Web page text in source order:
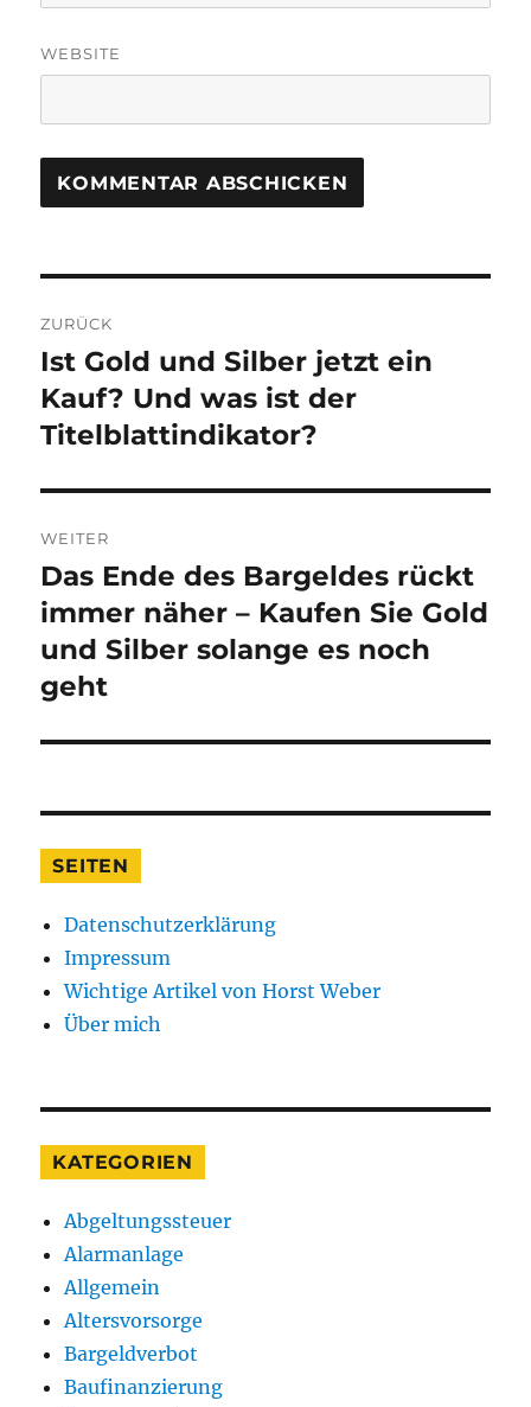
WEBSITE
ZURÜCK
Vorheriger
Beitrag:
Ist Gold und Silber jetzt ein
Kauf? Und was ist der
Titelblattindikator?
WEITER
Nächster
Beitrag:
Das Ende des Bargeldes rückt
immer näher – Kaufen Sie Gold
und Silber solange es noch
geht
SEITEN
Datenschutzerklärung
Impressum
Wichtige Artikel von Horst Weber
Über mich
KATEGORIEN
Abgeltungssteuer
Alarmanlage
Allgemein
Altersvorsorge
Bargeldverbot
Baufinanzierung